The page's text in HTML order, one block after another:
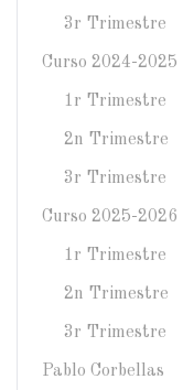
3r Trimestre
Curso 2024-2025
1r Trimestre
2n Trimestre
3r Trimestre
Curso 2025-2026
1r Trimestre
2n Trimestre
3r Trimestre
Pablo Corbellas